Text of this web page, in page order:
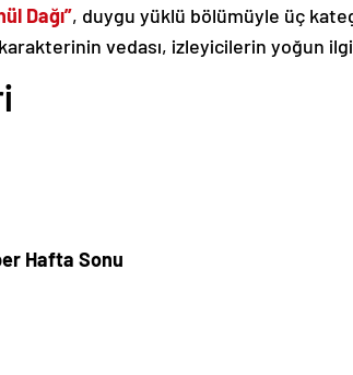
Dağı”, duygu yüklü bölümüyle üç
vedası, izleyicilerin yoğun
Hafta Sonu